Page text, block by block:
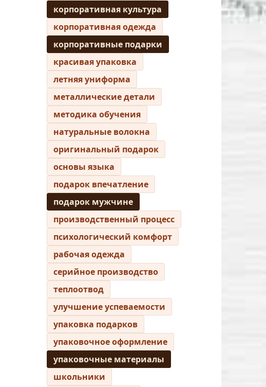
корпоративная культура
корпоративная одежда
корпоративные подарки
красивая упаковка
летняя униформа
металлические детали
методика обучения
натуральные волокна
оригинальный подарок
основы языка
подарок впечатление
подарок мужчине
производственный процесс
психологический комфорт
рабочая одежда
серийное производство
теплоотвод
улучшение успеваемости
упаковка подарков
упаковочное оформление
упаковочные материалы
школьники